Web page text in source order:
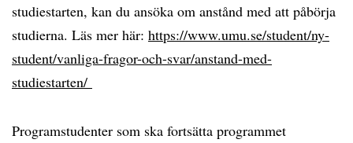
studiestarten, kan du ansöka om anstånd med att påbörja
studierna. Läs mer här: https://www.umu.se/student/ny-
student/vanliga-fragor-och-svar/anstand-med-
studiestarten/
Programstudenter som ska fortsätta programmet